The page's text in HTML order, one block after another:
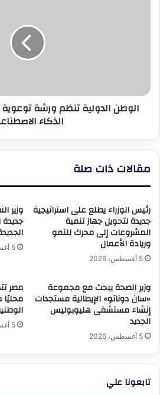
الاصطناعي
الوطن الدولية تنظم ورشة
الذكاء
مقالات ذات صلة
رئيس الوزراء يطلع على استراتيجية
جديدة لتحويل جهاز تنمية
المشروعات إلى محرك للنمو
وريادة الأعمال
5 أغسطس، 2026
جديدة
5 أغسطس، 2026
وزير الصحة يبحث مع مجموعة
«سان دوناتو» الإيطالية مستجدات
إنشاء مستشفى هليوبوليس
الجديد
5 أغسطس، 2026
مصر
5 أغسطس، 2026
تابعونا علي